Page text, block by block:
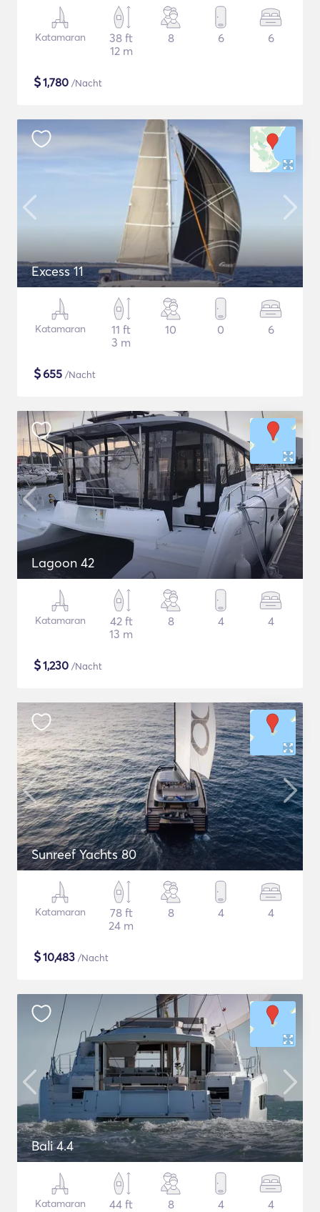
Katamaran
38 ft
12 m
8 6 6
$1,780 /Nacht
Excess 11
Katamaran
11 ft
3 m
10 0 6
$655 /Nacht
Lagoon 42
Katamaran
42 ft
13 m
8 4 4
$1,230 /Nacht
Sunreef Yachts 80
Katamaran
78 ft
24 m
8 4 4
$10,483 /Nacht
Bali 4.4
Katamaran
44 ft
8 4 4